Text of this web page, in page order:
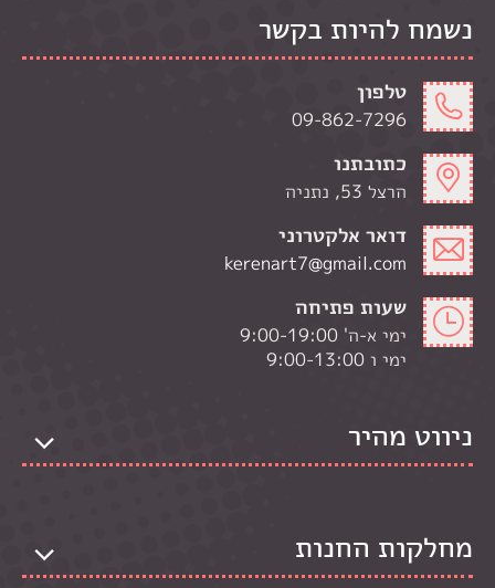
נשמח להיות בקשר
טלפון
09-862-7296
כתובתנו
הרצל 53, נתניה
דואר אלקטרוני
kerenart7@gmail.com
שעות פתיחה
ימי א-ה' 9:00-19:00
ימי ו 9:00-13:00
ניווט מהיר
מחלקות החנות